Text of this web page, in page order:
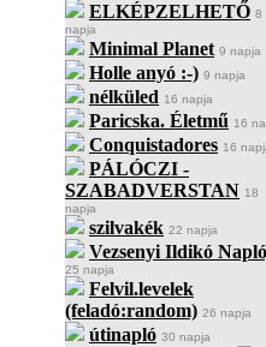
ELKÉPZELHETŐ 8
napja
Minimal Planet 9 napja
Holle anyó :-) 9 napja
nélküled 16 napja
Paricska. Életmű 16
Conquistadores 16
PÁLÓCZI -
SZABADVERSTAN 18
napja
szilvakék 22 napja
Vezsenyi Ildikó
25 napja
Felvil.levelek
(feladó:random) 26 napja
útinapló 30 napja